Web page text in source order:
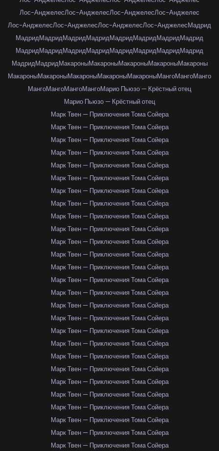
Лос-АнджелесЛос-АнджелесЛос-АнджелесЛос-Анджелес
Лос-АнджелесЛос-АнджелесЛос-АнджелесЛос-АнджелесМадрид
МадридМадридМадридМадридМадридМадридМадридМадрид
МадридМадридМадридМадридМадридМадридМадридМадрид
МадридМадридМакароныМакароныМакароныМакароныМакароны
МакароныМакароныМакароныМакароныМакароныМангоМангоМанго
МангоМангоМангоМангоМарио Пьюзо — Крёстный отец
Марио Пьюзо — Крёстный отец
Марк Твен — Приключения Тома Сойера
Марк Твен — Приключения Тома Сойера
Марк Твен — Приключения Тома Сойера
Марк Твен — Приключения Тома Сойера
Марк Твен — Приключения Тома Сойера
Марк Твен — Приключения Тома Сойера
Марк Твен — Приключения Тома Сойера
Марк Твен — Приключения Тома Сойера
Марк Твен — Приключения Тома Сойера
Марк Твен — Приключения Тома Сойера
Марк Твен — Приключения Тома Сойера
Марк Твен — Приключения Тома Сойера
Марк Твен — Приключения Тома Сойера
Марк Твен — Приключения Тома Сойера
Марк Твен — Приключения Тома Сойера
Марк Твен — Приключения Тома Сойера
Марк Твен — Приключения Тома Сойера
Марк Твен — Приключения Тома Сойера
Марк Твен — Приключения Тома Сойера
Марк Твен — Приключения Тома Сойера
Марк Твен — Приключения Тома Сойера
Марк Твен — Приключения Тома Сойера
Марк Твен — Приключения Тома Сойера
Марк Твен — Приключения Тома Сойера
Марк Твен — Приключения Тома Сойера
Марк Твен — Приключения Тома Сойера
Марк Твен — Приключения Тома Сойера